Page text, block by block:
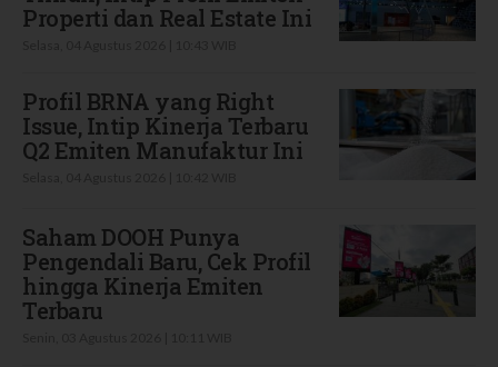
Properti dan Real Estate Ini
Profil BRNA yang Right
Issue, Intip Kinerja Terbaru
Q2 Emiten Manufaktur Ini
Saham DOOH Punya
Pengendali Baru, Cek Profil
hingga Kinerja Emiten
Terbaru